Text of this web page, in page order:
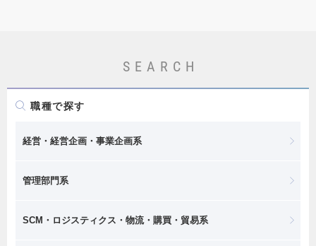
SEARCH
職種で探す
経営・経営企画・事業企画系
管理部門系
SCM・ロジスティクス・物流・購買・貿易系